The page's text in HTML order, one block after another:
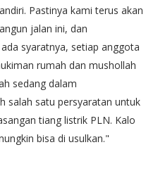
Pastinya kami terus akan
jalan ini, dan
syaratnya, setiap anggota
rumah dan mushollah
sedang dalam
salah satu persyaratan untuk
tiang listrik PLN. Kalo
bisa di usulkan."